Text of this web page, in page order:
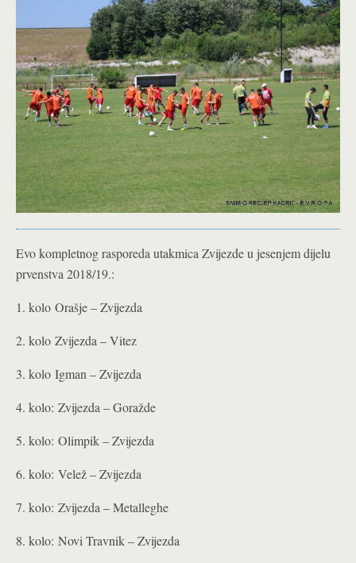
Evo kompletnog rasporeda utakmica Zvijezde u jesenjem dijelu
prvenstva 2018/19.:
1. kolo Orašje – Zvijezda
2. kolo Zvijezda – Vitez
3. kolo Igman – Zvijezda
4. kolo: Zvijezda – Goražde
5. kolo: Olimpik – Zvijezda
6. kolo: Velež – Zvijezda
7. kolo: Zvijezda – Metalleghe
8. kolo: Novi Travnik – Zvijezda